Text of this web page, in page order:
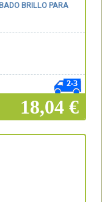
BRILLO PARA
18,04 €